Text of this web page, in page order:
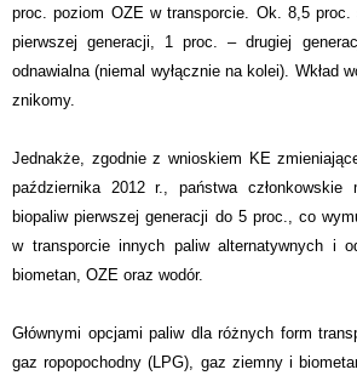
proc. poziom OZE w transporcie. Ok. 8,5 proc.
pierwszej generacji, 1 proc. – drugiej
odnawialna (niemal wyłącznie na kolei). Wkład
znikomy.
Jednakże, zgodnie z wnioskiem KE
października 2012 r., państwa członkowskie
biopaliw pierwszej generacji do 5 proc., co
w transporcie innych paliw alternatywnych i
biometan, OZE oraz wodór.
Głównymi opcjami paliw dla różnych form
gaz ropopochodny (LPG), gaz ziemny i